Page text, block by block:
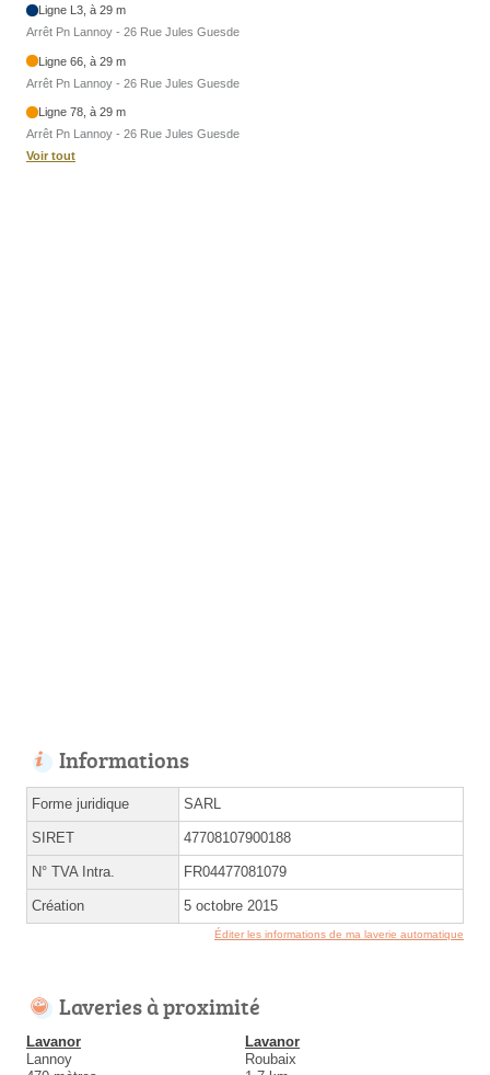
Ligne L3, à 29 m
Arrêt Pn Lannoy - 26 Rue Jules Guesde
Ligne 66, à 29 m
Arrêt Pn Lannoy - 26 Rue Jules Guesde
Ligne 78, à 29 m
Arrêt Pn Lannoy - 26 Rue Jules Guesde
Voir tout
Informations
Forme juridique SARL
SIRET 47708107900188
N° TVA Intra. FR04477081079
Création 5 octobre 2015
Éditer les informations de ma laverie automatique
Laveries à proximité
Lavanor
Lannoy
Lavanor
Roubaix